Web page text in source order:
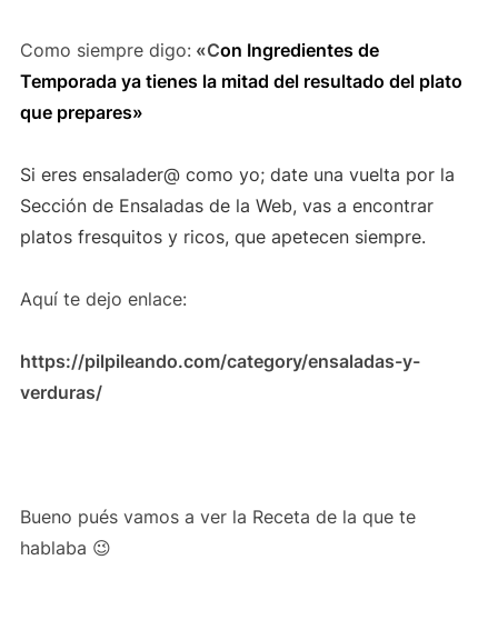
Como siempre digo:«Con Ingredientes de
Temporada ya tienes la mitad del resultado del plato
que prepares»
Si eres ensalader@ como yo; date una vuelta por la
Sección de Ensaladas de la Web, vas a encontrar
platos fresquitos y ricos, que apetecen siempre.
Aquí te dejo enlace:
https://pilpileando.com/category/ensaladas-y-
verduras/
Bueno pués vamos a ver la Receta de la que te
hablaba 😉